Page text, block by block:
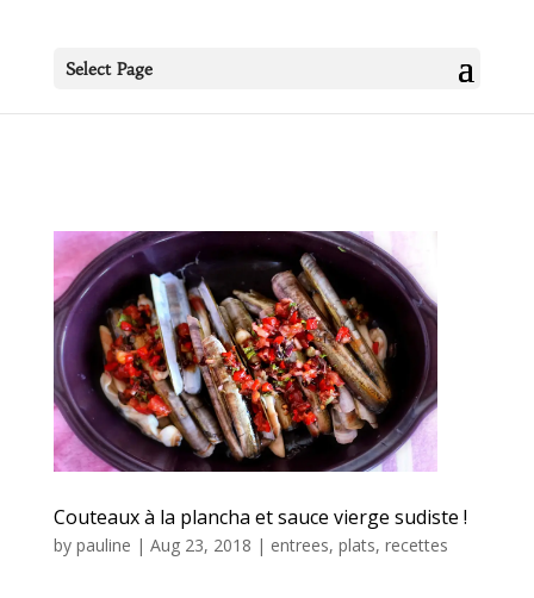
Select Page
Couteaux à la plancha et sauce vierge sudiste !
by pauline | Aug 23, 2018 | entrees, plats, recettes